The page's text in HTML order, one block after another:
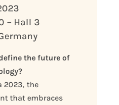
– Hall 3
the future of
2023, the
that embraces